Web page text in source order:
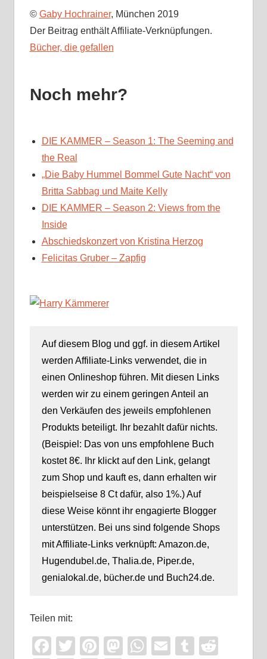
© Gaby Hochrainer, München 2019
Der Beitrag enthält Affiliate-Verknüpfungen.
Bücher, die gefallen
Noch mehr?
DIE KAMMER – Season 1: The Seeming and
the Real
„Die Baby Hummel Bommel Gute Nacht“ von
Britta Sabbag und Maite Kelly
DIE KAMMER – Season 2: Views from the
Inside
Abschiedskonzert von Kristina Herzog
Felicitas Gruber – Zapfig
Auf diesem Blog und ggf. in diesem Artikel
werden Affiliate-Links verwendet, die in
einen Onlineshop führen. Mit diesen Links
werden wir zu einem geringen Anteil an
den Verkäufen des jeweils empfohlenen
Produkts beteiligt. Ihr bezahlt dafür nichts.
(Beispiel: Das von uns empfohlene Buch
kostet 8€. Ihr klickt auf den Link, gelangt
zum Shop und kauft es, dann erhalten wir
beispielseise 8 Ct dafür, also 1%.) Auf
diese Weise könnt ihr engagierte Blogger
unterstützen. Bei uns sind folgende Shops
mit Affiliate-Links verknüpft: Amazon.de,
Hugendubel.de, Thalia.de, Piper.de,
genialokal.de, bücher.de und Buch24.de.
Teilen mit:
Facebook
TwitterPinterest
Mastodon
WhatsApp
EmailTumblr